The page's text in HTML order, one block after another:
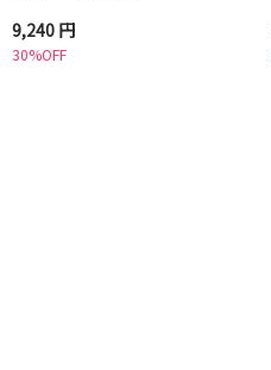
9,240 円
30%OFF